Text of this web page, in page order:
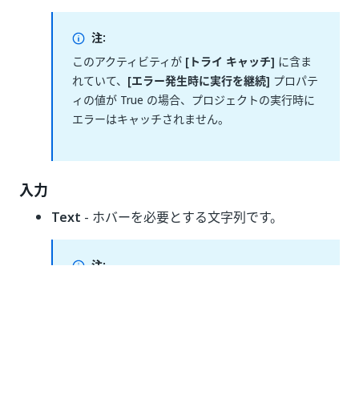
注:
このアクティビティが [トライ キャッチ] に含ま
れていて、 [エラー発生時に実行を継続] プロパテ
ィの値が True の場合、プロジェクトの実行時に
エラーはキャッチされません。
入力
Text - ホバーを必要とする文字列です。
注: